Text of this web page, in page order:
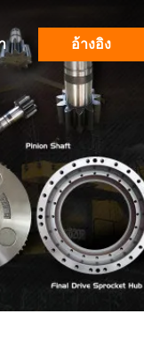
อ้างอิง